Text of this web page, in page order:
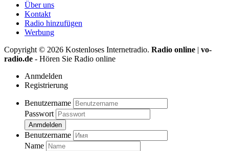
Über uns
Kontakt
Radio hinzufügen
Werbung
Copyright © 2026 Kostenloses Internetradio. Radio online | vo-
radio.de - Hören Sie Radio online
Anmdelden
Registrierung
Benutzername
Passwort
Anmdelden
Benutzername
Name